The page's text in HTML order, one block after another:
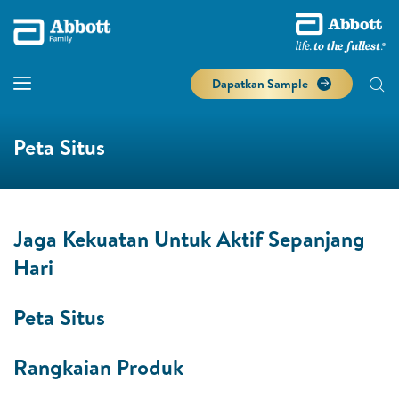
Dapatkan Sample
Peta Situs
Jaga Kekuatan Untuk Aktif Sepanjang
Hari
Peta Situs
Rangkaian Produk